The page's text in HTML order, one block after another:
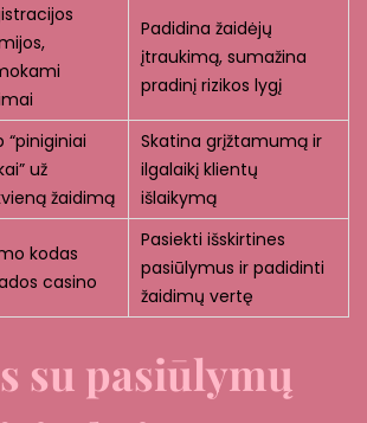
Padidina žaidėjų
įtraukimą, sumažina
pradinį rizikos lygį
“piniginiai
už
žaidimą
Skatina grįžtamumą ir
ilgalaikį klientų
išlaikymą
kodas
casino
Pasiekti išskirtines
pasiūlymus ir padidinti
žaidimų vertę
su pasiūlymų